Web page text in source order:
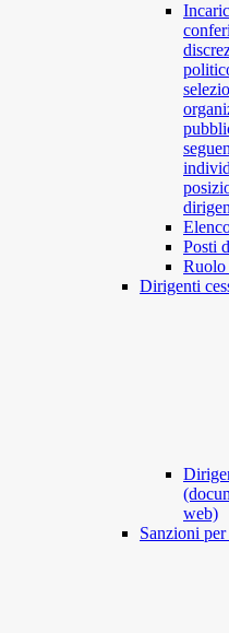
Posti
Ruolo
Dirigenti
web)
Sanzioni